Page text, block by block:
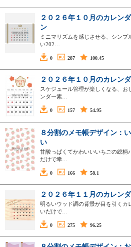
２０２６年１０月のカレン
ン
ミニマリズムを感じさせる、シン
い202…
0 287 100.45
２０２６年１０月のカレン
スケジュール管理が楽しくなる、お
ンダー素…
0 157 54.95
８分割のメモ帳デザイン：
い
甘酸っぱくてかわいいいちごの総柄
だけで幸…
0 166 58.1
２０２６年１１月のカレン
明るいウッド調の背景が目を引くカ
いだけで…
0 275 96.25